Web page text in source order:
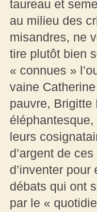
taureau et
au milieu des
misandres, ne
tire plutôt bien
« connues »
vaine
pauvre,
leurs
d’argent de
d’inventer
débats qui ont
par le «